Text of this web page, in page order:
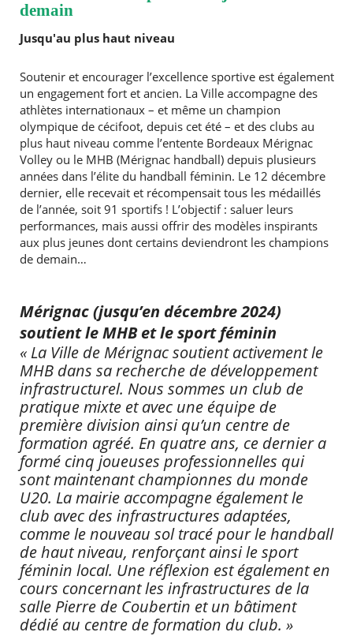
demain
Jusqu'au plus haut niveau
Soutenir et encourager l’excellence sportive est également
un engagement fort et ancien. La Ville accompagne des
athlètes internationaux – et même un champion
olympique de cécifoot, depuis cet été – et des clubs au
plus haut niveau comme l’entente Bordeaux Mérignac
Volley ou le MHB (Mérignac handball) depuis plusieurs
années dans l’élite du handball féminin. Le 12 décembre
dernier, elle recevait et récompensait tous les médaillés
de l’année, soit 91 sportifs ! L’objectif : saluer leurs
performances, mais aussi offrir des modèles inspirants
aux plus jeunes dont certains deviendront les champions
de demain…
Mérignac (jusqu’en décembre 2024)
soutient le MHB et le sport féminin
« La Ville de Mérignac soutient activement le
MHB dans sa recherche de développement
infrastructurel. Nous sommes un club de
pratique mixte et avec une équipe de
première division ainsi qu’un centre de
formation agréé. En quatre ans, ce dernier a
formé cinq joueuses professionnelles qui
sont maintenant championnes du monde
U20. La mairie accompagne également le
club avec des infrastructures adaptées,
comme le nouveau sol tracé pour le handball
de haut niveau, renforçant ainsi le sport
féminin local. Une réflexion est également en
cours concernant les infrastructures de la
salle Pierre de Coubertin et un bâtiment
dédié au centre de formation du club. »